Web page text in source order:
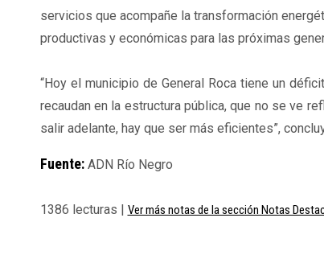
servicios que acompañe la transformación
productivas y económicas para las próximas
“Hoy el municipio de General Roca tiene un
recaudan en la estructura pública, que no se ve
salir adelante, hay que ser más eficientes”,
Fuente:ADN Río Negro
1386 lecturas | Ver más notas de la sección Notas